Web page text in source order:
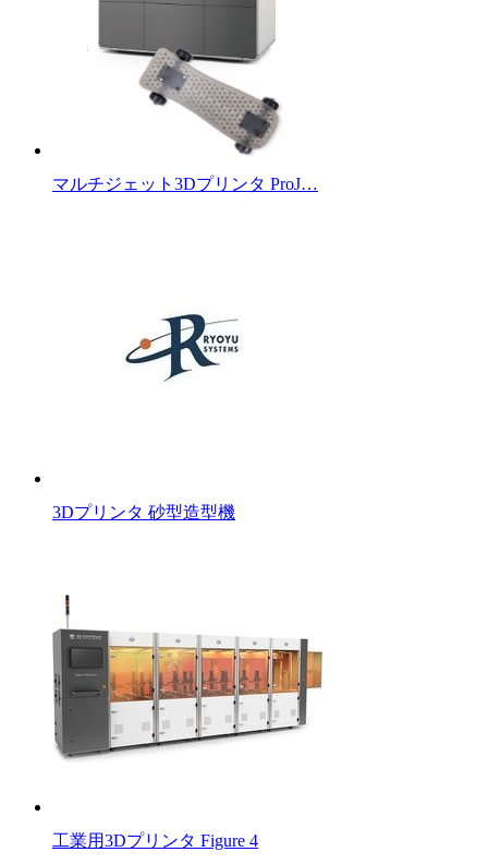
マルチジェット3Dプリンタ ProJ…
3Dプリンタ 砂型造型機
工業用3Dプリンタ Figure 4